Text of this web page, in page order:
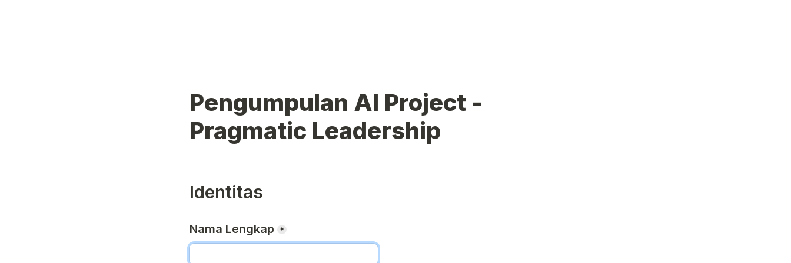
Pengumpulan AI Project -
Pragmatic Leadership
Identitas
Nama Lengkap *